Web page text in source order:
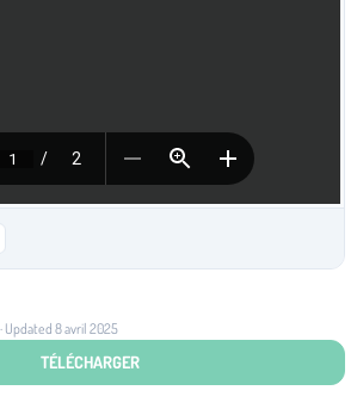
Updated 8 avril 2025
TÉLÉCHARGER